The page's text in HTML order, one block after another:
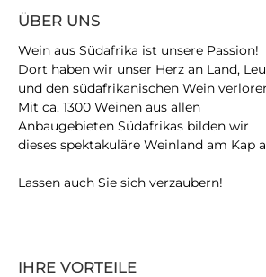
IHRE VORTEILE
ÜBER UNS
Wein aus Südafrika ist unsere Passion!
Dort haben wir unser Herz an Land,
und den südafrikanischen Wein
Mit ca. 1300 Weinen aus allen
Anbaugebieten Südafrikas bilden wir
dieses spektakuläre Weinland am Kap
Lassen auch Sie sich verzaubern!